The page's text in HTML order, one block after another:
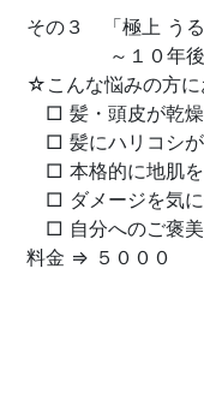
その３ 「極上 うる
～１０年後も
☆こんな悩みの方に
□ 髪・頭皮が乾燥
□ 髪にハリコシ
□ 本格的に地肌を
□ ダメージを気に
□ 自分へのご褒
料金 ⇒ ５０００